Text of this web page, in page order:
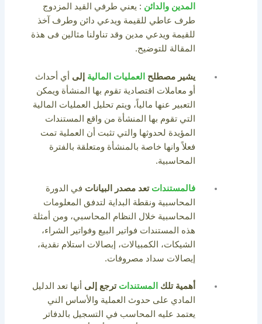
المدين والدائن : يعني طرفي القيد المزدوج
طرف عاطي للقيمة ويدعي دائن وطرف آخذ
للقيمة ويدعي مدين وقد تناولنا مثالين فى هذة
المقالة للتوضيح.
يشير مصطلح العمليات المالية إلى أي أحداث
أو معاملات اقتصادية تقوم بها المنشأة ويمكن
التعبير عنها مالياً، ويتم تحليل العمليات المالية
التي تقوم بها المنشأة من واقع المستندات
المؤيدة لحدوثها والتي تثبت أن العملية تمت
فعلاً وانها خاصة بالمنشأة ومتعلقة بالفترة
المحاسبية.
فالمستندات تعد مصدر البيانات في الدورة
المحاسبية ونقطة البداية لتدفق المعلومات
المحاسبية خلال النظام المحاسبي، ومن أمثلة
هذه المستندات فواتير البيع وفواتير الشراء،
الشيكات، الكمبيالات، إبصالات استلام نقدية،
إيصالات سداد مصروفات.
أهمية تلك المستندات ترجع إلى أنها تعد الدليل
المادي على حدوث العملية والأساس الني
يعتمد عليه المحاسب في التسجيل بالدفاتر